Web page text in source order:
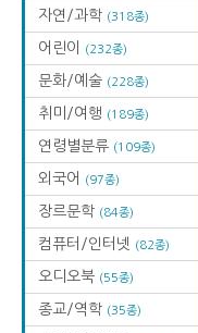
자연/과학 (318종)
어린이 (232종)
문화/예술 (228종)
취미/여행 (189종)
연령별분류 (109종)
외국어 (97종)
장르문학 (84종)
컴퓨터/인터넷 (82종)
오디오북 (55종)
종교/역학 (35종)